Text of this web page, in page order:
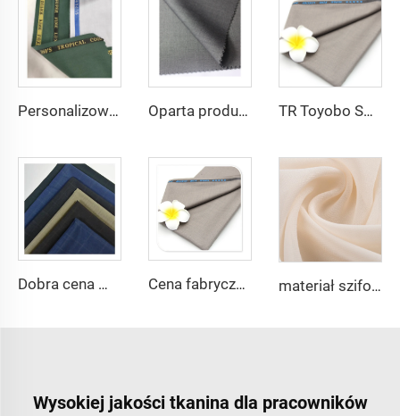
Personalizowane garnitury - tr travera tkanina na uniformy szkolne afrykańskie z brytyjskim krawędziem Oparta produkcja tr twill tkaniny 80% poli 20% wiskosy tkaniny arabskiej męskiej marynarki dla Toyobo TR Toyobo Soft Arabic Thobe Tkanina Poliester Wiskosowy Dla Męskich Kostiumów
Dobra cena modne włoskie tkaniny do garniturów TR Cena fabryczna tkanina tr80/20 80% poliestru i 20% rayonu dla męskich garniturów materiał szifonowy Georgette 75D 2800 skręceń 100% poliesterowy materiał szifonowy Perłowy do sukni
Wysokiej jakości tkanina dla pracowników